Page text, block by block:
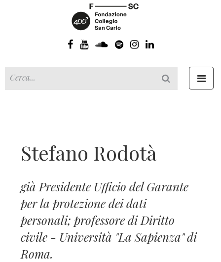
Stefano Rodotà
già Presidente Ufficio del Garante
per la protezione dei dati
personali; professore di Diritto
civile - Università "La Sapienza" di
Roma.